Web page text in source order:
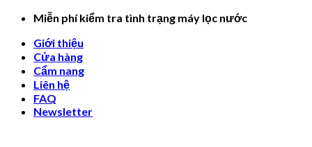
Skip
content
Miễn phí kiểm tra tình trạng máy lọc nước
Giới thiệu
Cửa hàng
Cẩm nang
Liên hệ
FAQ
Newsletter